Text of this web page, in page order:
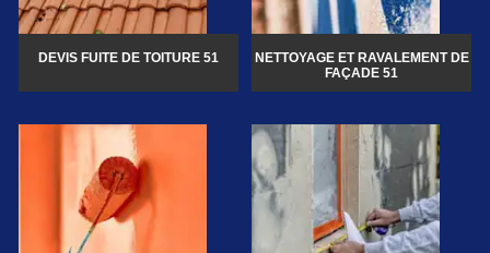
DEVIS FUITE DE TOITURE 51
NETTOYAGE ET RAVALEMENT DE
FAÇADE 51